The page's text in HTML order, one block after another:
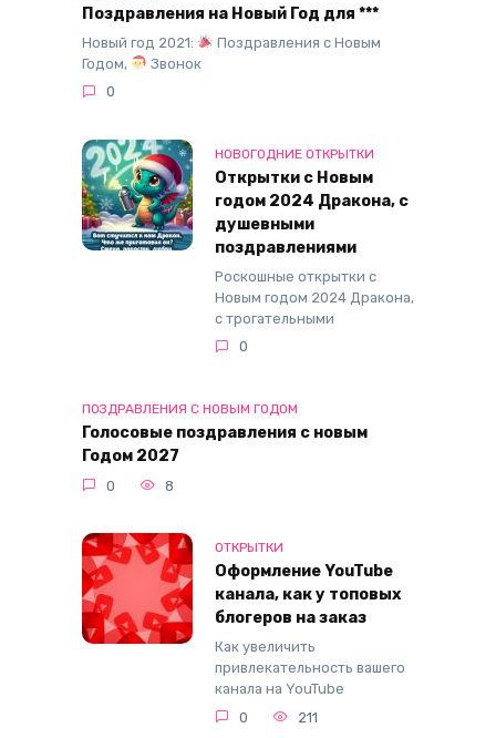
Поздравления на Новый Год для ***
Новый год 2021:
Поздравления с Новым
Годом,
Звонок
0
НОВОГОДНИЕ ОТКРЫТКИ
Открытки с Новым
годом 2024 Дракона, с
душевными
поздравлениями
Роскошные открытки с
Новым годом 2024 Дракона,
с трогательными
0
ПОЗДРАВЛЕНИЯ С НОВЫМ ГОДОМ
Голосовые поздравления с новым
Годом 2027
0 8
ОТКРЫТКИ
Оформление YouTube
канала, как у топовых
блогеров на заказ
Как увеличить
привлекательность вашего
канала на YouTube
0
211